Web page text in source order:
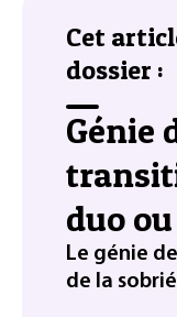
Cet
dossier :
Génie
duo
Le génie
de la